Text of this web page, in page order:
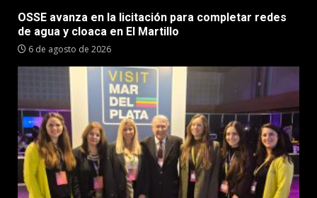
OSSE avanza en la licitación para completar redes
de agua y cloaca en El Martillo
6 de agosto de 2026